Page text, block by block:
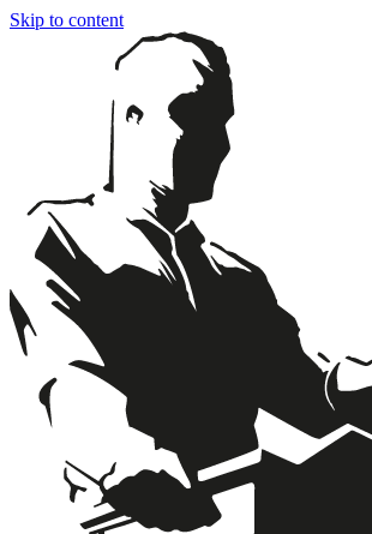
Skip to content